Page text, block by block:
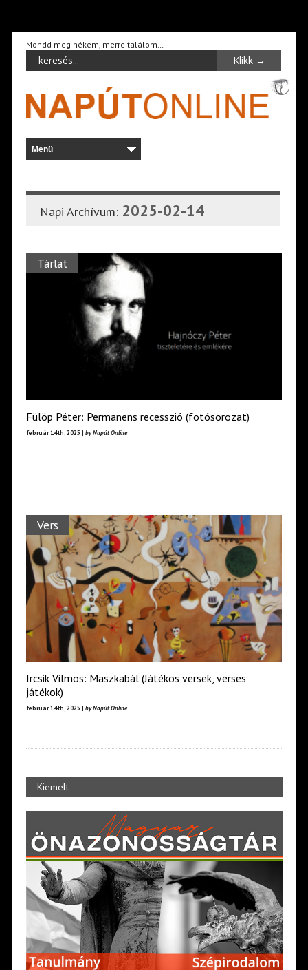
Mondd meg nékem, merre találom…
Napi Archívum: 2025-02-14
Tárlat
Fülöp Péter: Permanens recesszió (fotósorozat)
február 14th, 2025 | by Napút Online
Vers
Ircsik Vilmos: Maszkabál (Játékos versek, verses
játékok)
február 14th, 2025 | by Napút Online
Kiemelt